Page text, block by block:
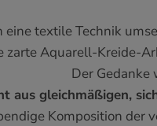
eine textile Technik
zarte Aquarell-Kreide-
Der Gedanke
aus gleichmäßigen,
Komposition der